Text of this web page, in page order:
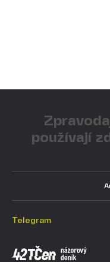
používají
Telegram